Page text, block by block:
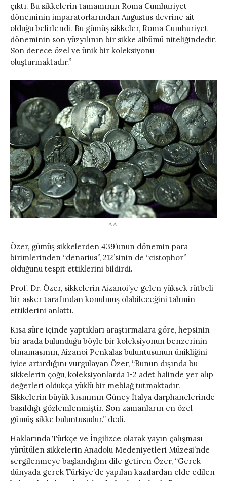
çıktı. Bu sikkelerin tamamının Roma Cumhuriyet
döneminin imparatorlarından Augustus devrine ait
olduğu belirlendi. Bu gümüş sikkeler, Roma Cumhuriyet
döneminin son yüzyılının bir sikke albümü niteliğindedir.
Son derece özel ve ünik bir koleksiyonu
oluşturmaktadır.”
AA.
Özer, gümüş sikkelerden 439’unun dönemin para
birimlerinden “denarius”, 212’sinin de “cistophor”
olduğunu tespit ettiklerini bildirdi.
Prof. Dr. Özer, sikkelerin Aizanoi’ye gelen yüksek rütbeli
bir asker tarafından konulmuş olabileceğini tahmin
ettiklerini anlattı.
Kısa süre içinde yaptıkları araştırmalara göre, hepsinin
bir arada bulunduğu böyle bir koleksiyonun benzerinin
olmamasının, Aizanoi Penkalas buluntusunun ünikliğini
iyice artırdığını vurgulayan Özer, “Bunun dışında bu
sikkelerin çoğu, koleksiyonlarda 1-2 adet halinde yer alıp
değerleri oldukça yüklü bir meblağ tutmaktadır.
Sikkelerin büyük kısmının Güney İtalya darphanelerinde
basıldığı gözlemlenmiştir. Son zamanların en özel
gümüş sikke buluntusudur.” dedi.
Haklarında Türkçe ve İngilizce olarak yayın çalışması
yürütülen sikkelerin Anadolu Medeniyetleri Müzesi’nde
sergilenmeye başlandığını dile getiren Özer, “Gerek
dünyada gerek Türkiye’de yapılan kazılardan elde edilen